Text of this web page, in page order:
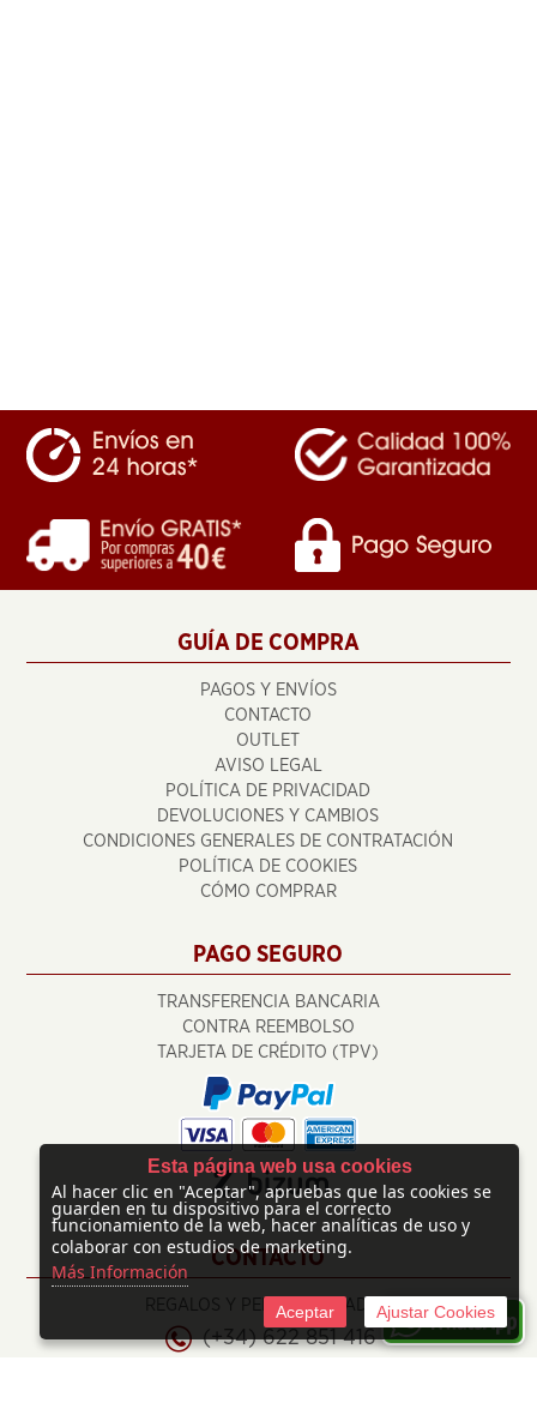
GUÍA DE COMPRA
PAGOS Y ENVÍOS
CONTACTO
OUTLET
AVISO LEGAL
POLÍTICA DE PRIVACIDAD
DEVOLUCIONES Y CAMBIOS
CONDICIONES GENERALES DE CONTRATACIÓN
POLÍTICA DE COOKIES
CÓMO COMPRAR
PAGO SEGURO
TRANSFERENCIA BANCARIA
CONTRA REEMBOLSO
TARJETA DE CRÉDITO (TPV)
CONTACTO
REGALOS Y PERSONALIZADOS
(+34) 622 851 416
Esta página web usa cookies
Al hacer clic en "Aceptar", apruebas que las cookies se
guarden en tu dispositivo para el correcto
funcionamiento de la web, hacer analíticas de uso y
colaborar con estudios de marketing.
Más Información
Aceptar Ajustar Cookies